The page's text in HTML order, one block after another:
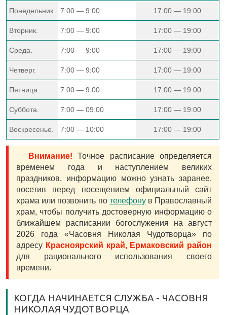
Понедельник. 7:00 — 9:00 17:00 — 19:00
Вторник. 7:00 — 9:00 17:00 — 19:00
Среда. 7:00 — 9:00 17:00 — 19:00
Четверг. 7:00 — 9:00 17:00 — 19:00
Пятница. 7:00 — 9:00 17:00 — 19:00
Суббота. 7:00 — 09:00 17:00 — 19:00
Воскресенье. 7:00 — 10:00 17:00 — 19:00
Внимание! Точное расписание определяется
временем года и наступлением великих
праздников, информацию можно узнать заранее,
посетив перед посещением официальный сайт
храма или позвонить по телефонув Православный
храм, чтобы получить достоверную информацию о
ближайшем расписании богослужения на август
2026 года «Часовня Николая Чудотворца» по
адресу Красноярский край, Ермаковский район
для рационального использования своего
времени.
КОГДА НАЧИНАЕТСЯ СЛУЖБА - ЧАСОВНЯ
НИКОЛАЯ ЧУДОТВОРЦА